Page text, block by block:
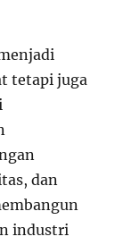
tetapi juga
dan
industri